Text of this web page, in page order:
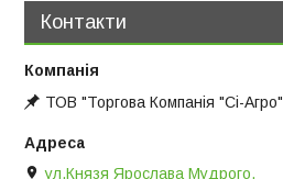
Контакти
ТОВ "Торгова Компанія "Сі-Агро"
ул.Князя Ярослава Мудрого,